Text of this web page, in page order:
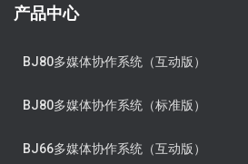
产品中心
BJ80多媒体协作系统（互动版）
BJ80多媒体协作系统（标准版）
BJ66多媒体协作系统（互动版）